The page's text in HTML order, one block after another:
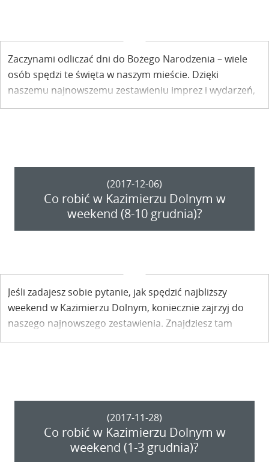
Zaczynami odliczać dni do Bożego Narodzenia – wiele
osób spędzi te święta w naszym mieście. Dzięki
naszemu najnowszemu zestawieniu imprez i wydarzeń,
łatwiej będzie zaplanować bożonarodzeniowy pobyt w
(2017-12-06)
Co robić w Kazimierzu Dolnym w
weekend (8-10 grudnia)?
Jeśli zadajesz sobie pytanie, jak spędzić najbliższy
weekend w Kazimierzu Dolnym, koniecznie zajrzyj do
naszego najnowszego zestawienia. Znajdziesz tam
informacje o wydarzeniach, koncertach i spotkaniach,
(2017-11-28)
Co robić w Kazimierzu Dolnym w
weekend (1-3 grudnia)?